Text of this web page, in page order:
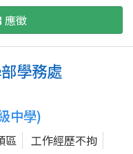
應徵
學務處
中學)
區
工作經歷不拘